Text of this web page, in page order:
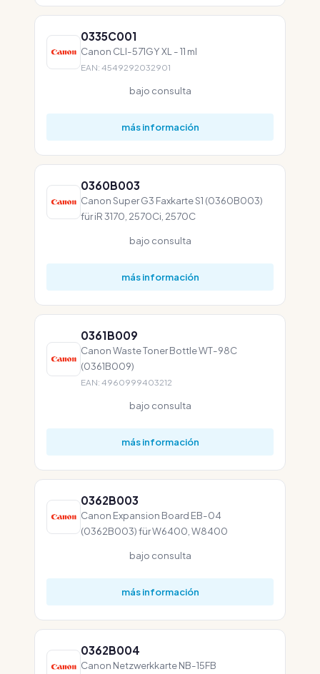
0335C001
Canon CLI-571GY XL - 11 ml
EAN: 4549292032901
bajo consulta
más información
0360B003
Canon Super G3 Faxkarte S1 (0360B003)
für iR 3170, 2570Ci, 2570C
bajo consulta
más información
0361B009
Canon Waste Toner Bottle WT-98C
(0361B009)
EAN: 4960999403212
bajo consulta
más información
0362B003
Canon Expansion Board EB-04
(0362B003) für W6400, W8400
bajo consulta
más información
0362B004
Canon Netzwerkkarte NB-15FB